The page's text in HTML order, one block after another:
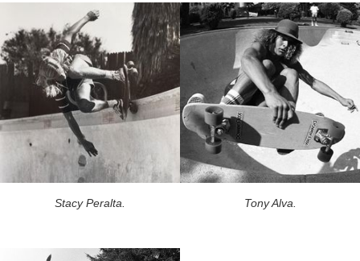
Stacy Peralta. Tony Alva.